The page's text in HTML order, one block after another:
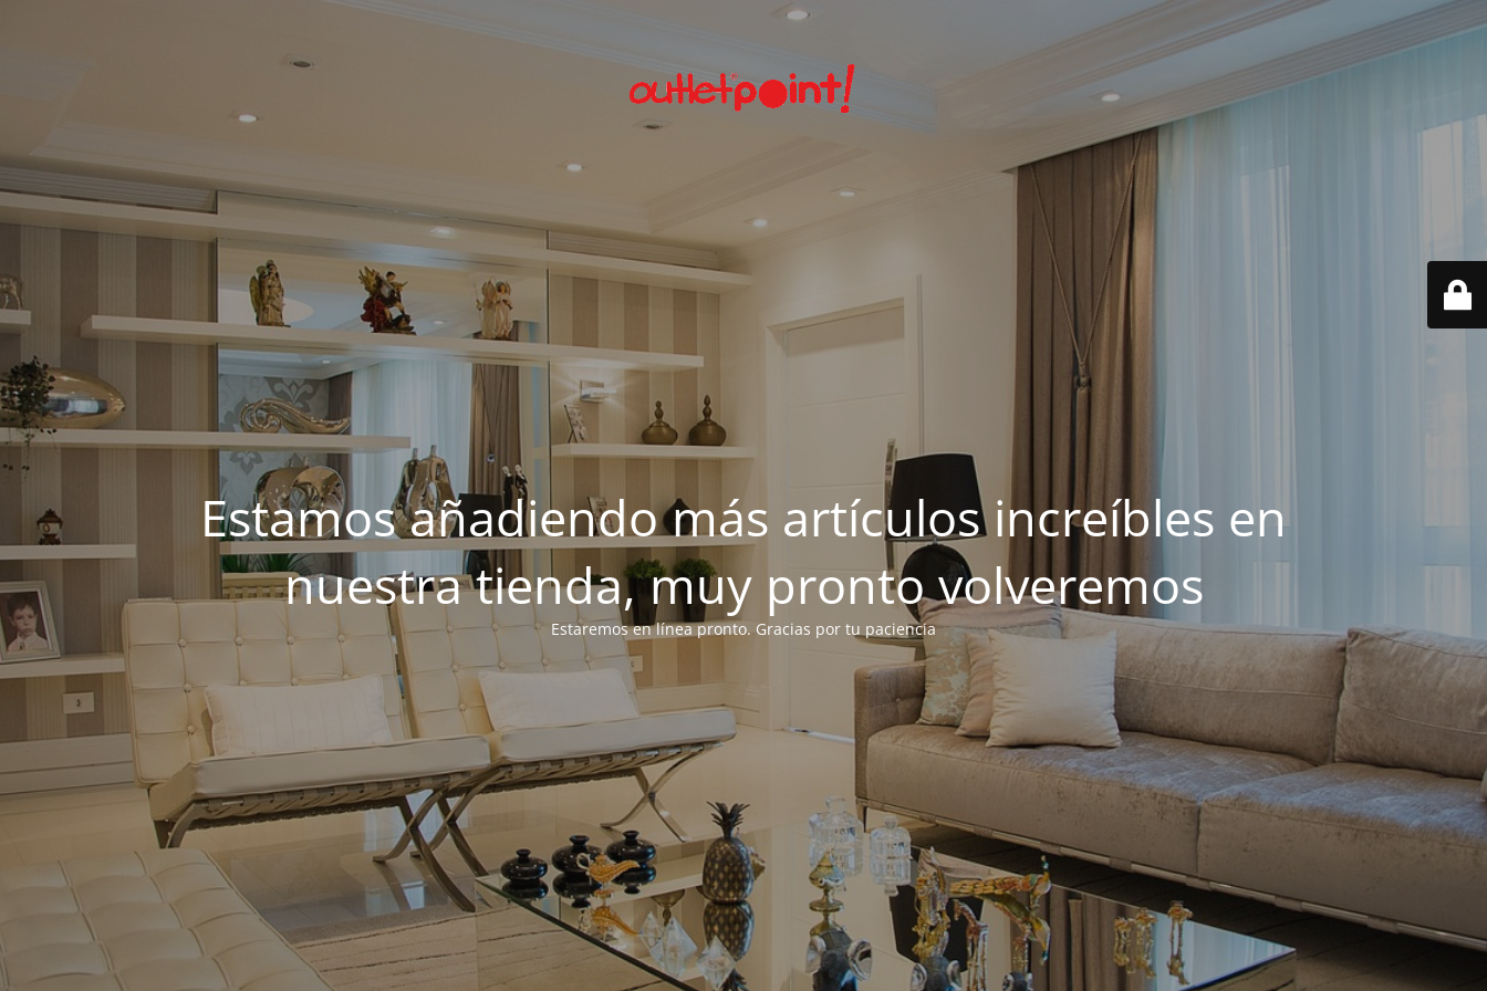
Estamos añadiendo más artículos increíbles en
nuestra tienda, muy pronto volveremos
Estaremos en línea pronto. Gracias por tu paciencia